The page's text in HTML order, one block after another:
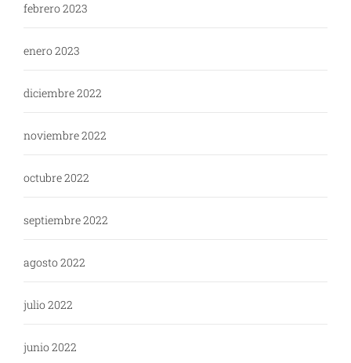
febrero 2023
enero 2023
diciembre 2022
noviembre 2022
octubre 2022
septiembre 2022
agosto 2022
julio 2022
junio 2022